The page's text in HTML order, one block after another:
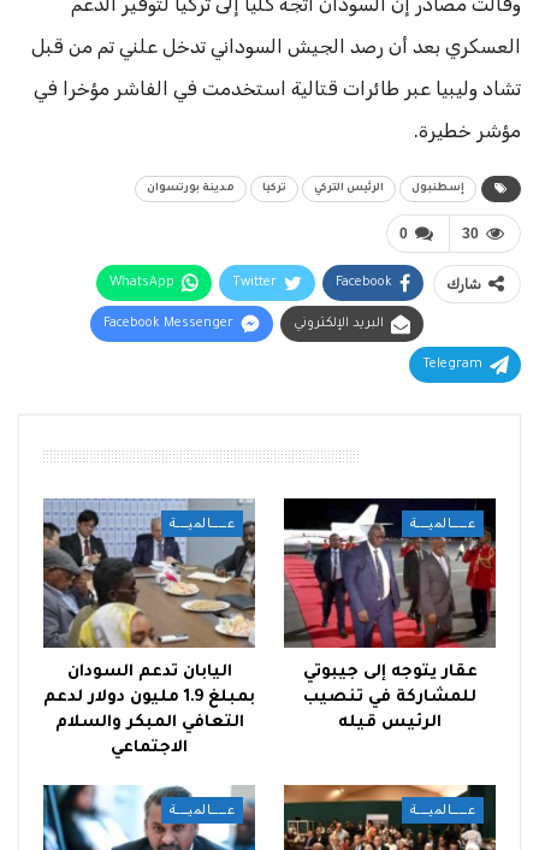
العسكري بعد أن رصد الجيش السوداني تدخل علني تم من قبل
تشاد وليبيا عبر طائرات قتالية استخدمت في الفاشر مؤخرا في
مؤشر خطيرة.
إسطنبول الرئيس التركي تركيا مدينة بورتسوان
0 30
شارك Facebook
Twitter
WhatsApp
البريد الإلكتروني Facebook Messenger
Telegram
عــــالميـــة
عقار يتوجه إلى جيبوتي
للمشاركة في تنصيب
الرئيس قيله
عــــالميـــة
اليابان تدعم السودان
بمبلغ 1.9 مليون دولار لدعم
التعافي المبكر والسلام
الاجتماعي
عــــالميـــة عــــالميـــة